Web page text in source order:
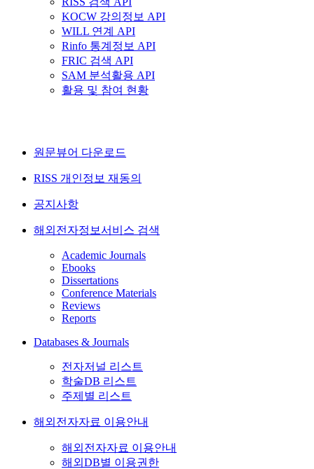
KOCW 강의정보 API
WILL 연계 API
Rinfo 통계정보 API
FRIC 검색 API
SAM 분석활용 API
활용 및 참여 현황
원문뷰어 다운로드
RISS 개인정보 재동의
공지사항
해외전자정보서비스 검색
Academic Journals
Ebooks
Dissertations
Conference Materials
Reviews
Reports
Databases & Journals
전자저널 리스트
학술DB 리스트
주제별 리스트
해외전자자료 이용안내
해외전자자료 이용안내
해외DB별 이용권한